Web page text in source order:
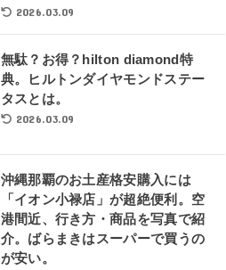
2026.03.09
無駄？お得？hilton diamond特
典。ヒルトンダイヤモンドステー
タスとは。
2026.03.09
沖縄那覇のお土産格安購入には
「イオン小禄店」が超絶便利。空
港間近、行き方・商品を写真で紹
介。ばらまきはスーパーで買うの
が安い。